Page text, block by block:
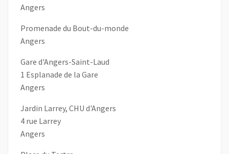
Angers
Promenade du Bout-du-monde
Angers
Gare d'Angers-Saint-Laud
1 Esplanade de la Gare
Angers
Jardin Larrey, CHU d'Angers
4 rue Larrey
Angers